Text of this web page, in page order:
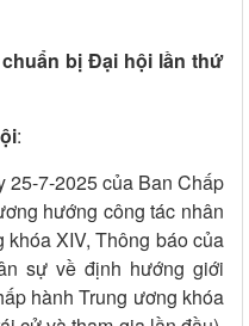
bị Đại hội lần thứ
:
25-7-2025 của Ban Chấp
hướng công tác nhân
XIV, Thông báo của
sự về định hướng giới
hành Trung ương khóa